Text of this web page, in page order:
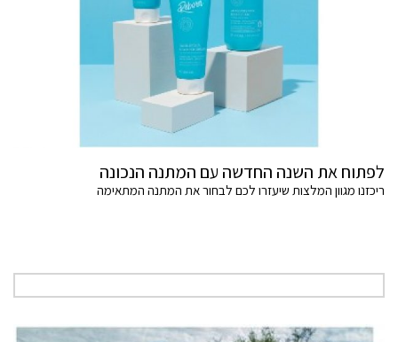
לפתוח את השנה החדשה עם המתנה הנכונה
ריכזנו מגוון המלצות שיעזרו לכם לבחור את המתנה המתאימה